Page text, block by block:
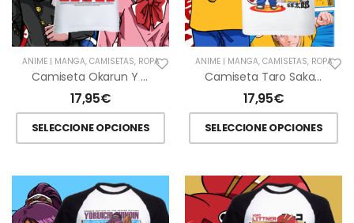
ANIME | MANGA, CAMISETAS, ROPA
Camiseta Okarun Y Momo Ayase – Dan Da Dan
17,95€
SELECCIONE OPCIONES
ANIME | MANGA, CAMISETAS, ROPA
Camiseta Taro Sakamoto – Sakomoto Days
17,95€
SELECCIONE OPCIONES